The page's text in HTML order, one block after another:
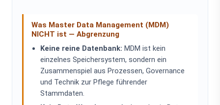
Was Master Data Management (MDM)
NICHT ist — Abgrenzung
Keine reine Datenbank: MDM ist kein
einzelnes Speichersystem, sondern ein
Zusammenspiel aus Prozessen, Governance
und Technik zur Pflege führender
Stammdaten.